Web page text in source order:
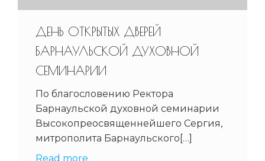
ДЕНЬ ОТКРЫТЫХ ДВЕРЕЙ
БАРНАУЛЬСКОЙ ДУХОВНОЙ
СЕМИНАРИИ
По благословению Ректора
Барнаульской духовной семинарии
Высокопреосвященнейшего Сергия,
митрополита Барнаульского[…]
Read more